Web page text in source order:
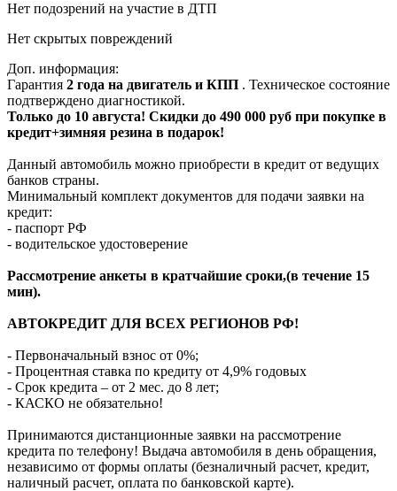
Нет подозрений на участие в ДТП
Нет скрытых повреждений
Доп. информация:
Гарантия 2 года на двигатель и КПП . Техническое состояние
подтверждено диагностикой.
Только до 10 августа! Скидки до 490 000 руб при покупке в
кредит+зимняя резина в подарок!
Данный автомобиль можно приобрести в кредит от ведущих
банков страны.
Минимальный комплект документов для подачи заявки на
кредит:
- паспорт РФ
- водительское удостоверение
Рассмотрение анкеты в кратчайшие сроки,(в течение 15
мин).
АВТОКРЕДИТ ДЛЯ ВСЕХ РЕГИОНОВ РФ!
- Первоначальный взнос от 0%;
- Процентная ставка по кредиту от 4,9% годовых
- Срок кредита – от 2 мес. до 8 лет;
- КАСКО не обязательно!
Принимаются дистанционные заявки на рассмотрение
кредита по телефону! Выдача автомобиля в день обращения,
независимо от формы оплаты (безналичный расчет, кредит,
наличный расчет, оплата по банковской карте).